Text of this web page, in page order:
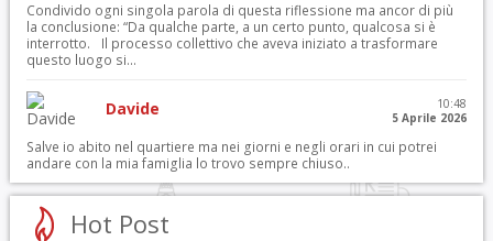
Condivido ogni singola parola di questa riflessione ma ancor di più
la conclusione: “Da qualche parte, a un certo punto, qualcosa si è
interrotto. Il processo collettivo che aveva iniziato a trasformare
questo luogo si...
Davide
10:48
5 Aprile 2026
Salve io abito nel quartiere ma nei giorni e negli orari in cui potrei
andare con la mia famiglia lo trovo sempre chiuso..
Hot Post